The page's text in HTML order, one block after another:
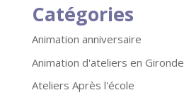
Catégories
Animation anniversaire
Animation d'ateliers en Gironde
Ateliers Après l'école